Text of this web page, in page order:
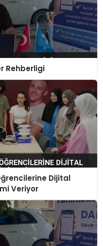
Rehberligi
Dijital
Veriyor